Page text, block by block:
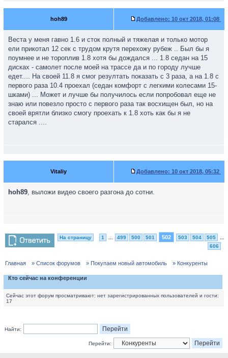
hoh89 Добавлено: 10 окт 2018, 01:08
Веста у меня гавно 1.6 и сток полный и тяжелая и только мотор
ели прикотал 12 сек с трудом крутя перехожу рубеж .. Был бы я
поумнее и не тороплив 1.8 хотя бы дождался ... 1.8 седан на 15
дисках - самолет после моей на трассе да и по городу лучше
едет.... На своей 11.8 я смог резултать показать с 3 раза, а на 1.8 с
первого раза 10.4 проехал (седан комфорт с легкими колесами 15-
шками) ... Может и лучше бы получилось если попробовал еще не
знаю или повезло просто с первого раза так восхищен был, но на
своей врятли близко смогу проехать к 1.8 хоть как бы я не
старался ....
Vitaliy Добавлено: 10 окт 2018, 05:32
hoh89, выложи видео своего разгона до сотни.
На страницу 1 499 500 501 502 503 504 505
606
Главная » Список форумов » Покупаем новый автомобиль » Конкуренты
Кто сейчас на конференции
Сейчас этот форум просматривают: нет зарегистрированных пользователей и гости:
17
Найти:
Перейти: